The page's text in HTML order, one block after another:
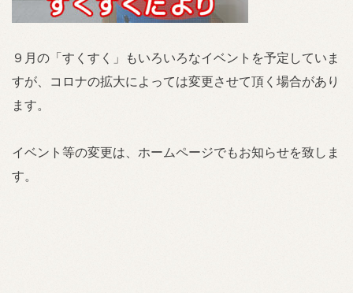
９月の「すくすく」もいろいろなイベントを予定していま
すが、コロナの拡大によっては変更させて頂く場合があり
ます。
イベント等の変更は、ホームページでもお知らせを致しま
す。